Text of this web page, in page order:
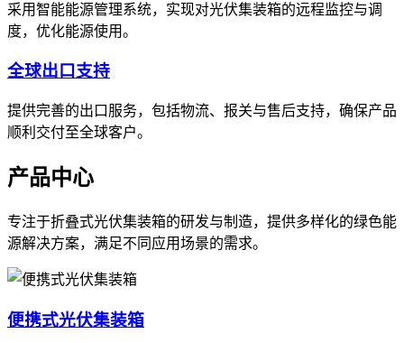
采用智能能源管理系统，实现对光伏集装箱的远程监控与调
度，优化能源使用。
全球出口支持
提供完善的出口服务，包括物流、报关与售后支持，确保产品
顺利交付至全球客户。
产品中心
专注于折叠式光伏集装箱的研发与制造，提供多样化的绿色能
源解决方案，满足不同应用场景的需求。
便携式光伏集装箱